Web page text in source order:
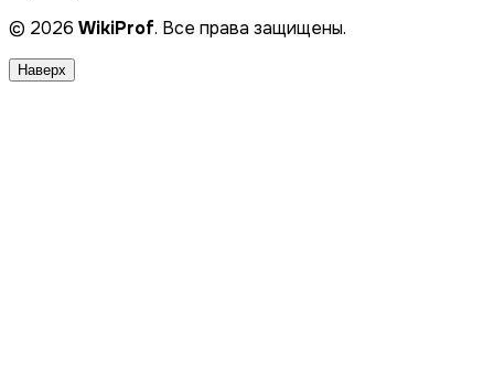
© 2026 WikiProf. Все права защищены.
Наверх